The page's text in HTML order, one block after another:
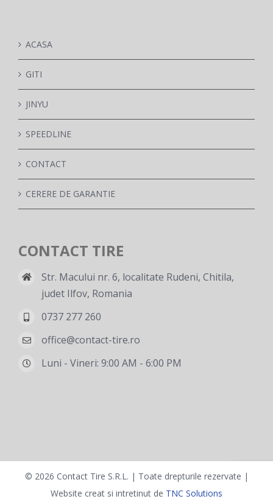
DESPRE NOI
CONTACT
CERERE DE GARANTIE
MONITORIZARE
ACASA
GITI
JINYU
SPEEDLINE
CONTACT
CERERE DE GARANTIE
CONTACT TIRE
Str. Macului nr. 6, localitate Rudeni, Chitila,
judet Ilfov, Romania
0737 277 260
office@contact-tire.ro
Luni - Vineri: 9:00 AM - 6:00 PM
© 2026 Contact Tire S.R.L. | Toate drepturile rezervate |
Website creat si intretinut de TNC Solutions